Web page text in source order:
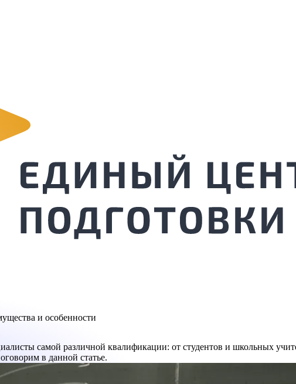
и особенности
самой различной квалификации: от студентов и школьных
в данной статье.